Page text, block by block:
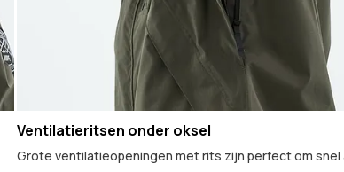
Ventilatieritsen onder oksel
Grote ventilatieopeningen met rits zijn perfect om snel